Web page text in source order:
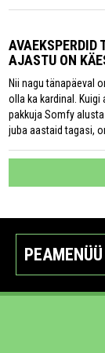
AVAEKSPERDID
AJASTU ON
Nii nagu tänapäeval
olla ka kardinal.
pakkuja Somfy
juba aastaid tagasi,
PEAMENÜÜ